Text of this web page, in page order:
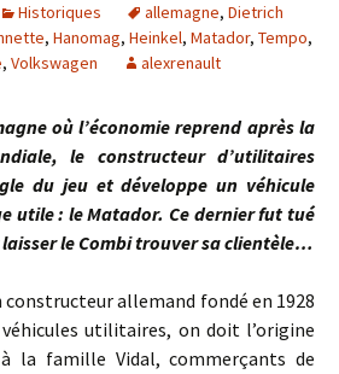
Historiques allemagne, Dietrich
, Hanomag, Heinkel, Matador, Tempo,
, Volkswagen alexrenault
où l’économie reprend après la
le constructeur d’utilitaires
du jeu et développe un véhicule
utile : le Matador. Ce dernier fut tué
le Combi trouver sa clientèle…
allemand fondé en 1928
utilitaires, on doit l’origine
la famille Vidal, commerçants de